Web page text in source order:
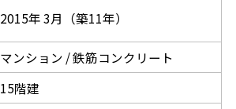
2015年 3月（築11年）
マンション / 鉄筋コンクリート
15階建